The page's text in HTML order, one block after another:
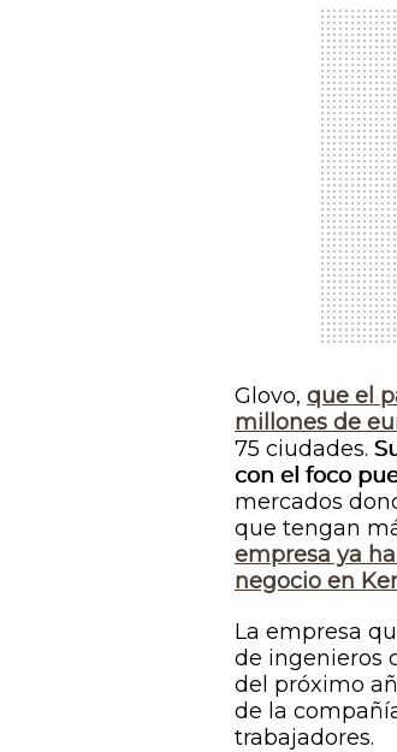
Glovo, que el
millones de
75 ciudades.
con el foco
mercados
que tengan
empresa ya
negocio en
La empresa
de ingenieros
del próximo
de la
trabajadores.